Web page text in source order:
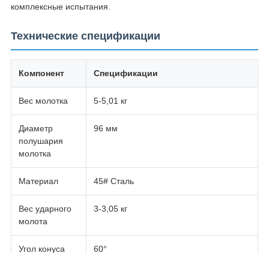
комплексные испытания.
Технические спецификации
Компонент Спецификации
Вес молотка 5-5,01 кг
Диаметр
полушария
молотка
96 мм
Материал 45# Сталь
Вес ударного
молота
3-3,05 кг
Угол конуса 60°